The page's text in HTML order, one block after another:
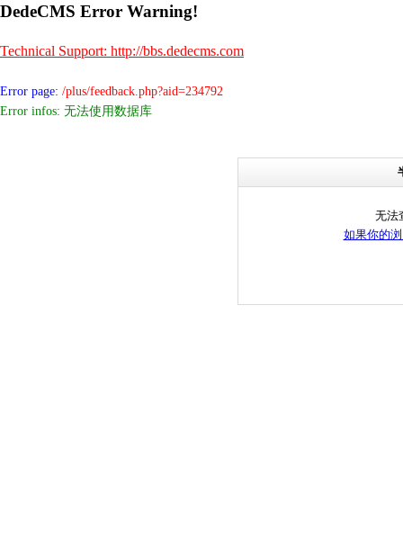
DedeCMS Error Warning!
Technical Support: http://bbs.dedecms.com
Error page: /plus/feedback.php?aid=234792
Error infos: 无法使用数据库
无法
如果你的